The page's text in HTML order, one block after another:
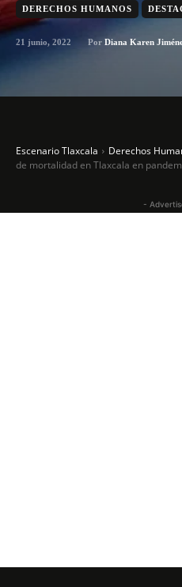
DERECHOS HUMANOS
21 junio, 2022 Por Diana Karen
Escenario Tlaxcala Derechos
de mortalidad en Tlaxcala en
-